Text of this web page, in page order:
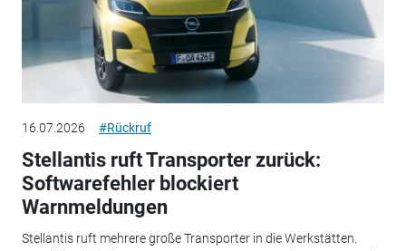
16.07.2026 #Rückruf
Stellantis ruft Transporter zurück:
Softwarefehler blockiert
Warnmeldungen
Stellantis ruft mehrere große Transporter in die Werkstätten.